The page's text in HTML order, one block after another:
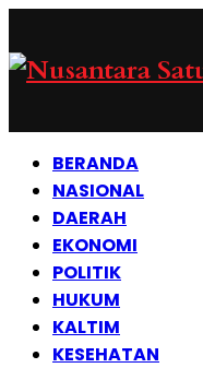
BERANDA
NASIONAL
DAERAH
EKONOMI
POLITIK
HUKUM
KALTIM
KESEHATAN